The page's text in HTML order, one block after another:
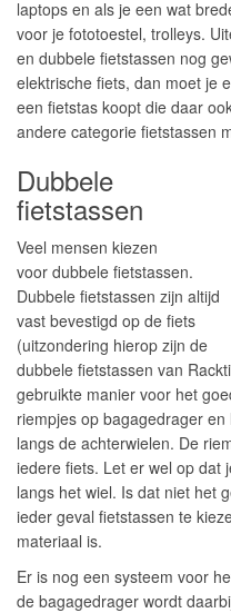
laptops en als je een wat
voor je fototoestel, trolleys.
en dubbele fietstassen nog
elektrische fiets, dan moet je
een fietstas koopt die daar
andere categorie fietstassen
Dubbele
fietstassen
Veel mensen kiezen
voor dubbele fietstassen.
Dubbele fietstassen zijn altijd
vast bevestigd op de fiets
(uitzondering hierop zijn de
dubbele fietstassen van
gebruikte manier voor het
riempjes op bagagedrager
langs de achterwielen. De
iedere fiets. Let er wel op dat
langs het wiel. Is dat niet het
ieder geval fietstassen te
materiaal is.
Er is nog een systeem voor
de bagagedrager wordt